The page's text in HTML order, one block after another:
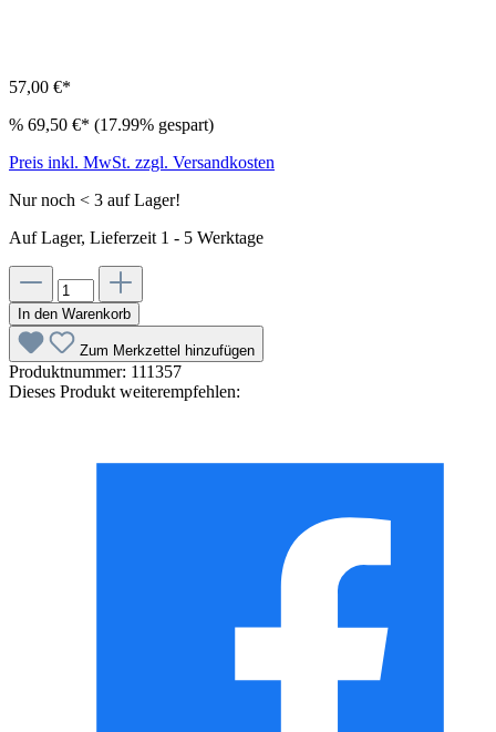
57,00 €*
% 69,50 €* (17.99% gespart)
Preis inkl. MwSt. zzgl. Versandkosten
Nur noch < 3 auf Lager!
Auf Lager, Lieferzeit 1 - 5 Werktage
In den Warenkorb
Zum Merkzettel hinzufügen
Produktnummer: 111357
Dieses Produkt weiterempfehlen: